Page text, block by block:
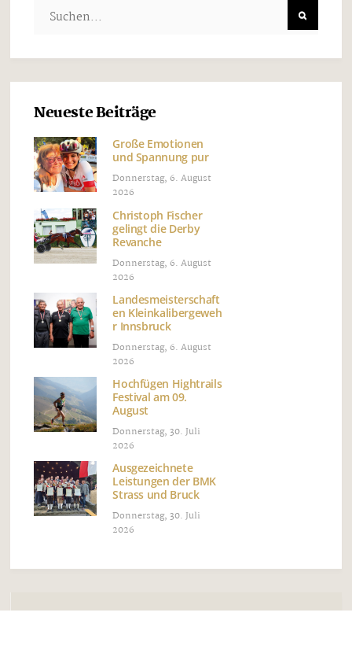
Neueste Beiträge
Große Emotionen
und Spannung pur
Donnerstag, 6. August
2026
Christoph Fischer
gelingt die Derby
Revanche
Donnerstag, 6. August
2026
Landesmeisterschaft
en Kleinkalibergeweh
r Innsbruck
Donnerstag, 6. August
2026
Hochfügen Hightrails
Festival am 09.
August
Donnerstag, 30. Juli
2026
Ausgezeichnete
Leistungen der BMK
Strass und Bruck
Donnerstag, 30. Juli
2026